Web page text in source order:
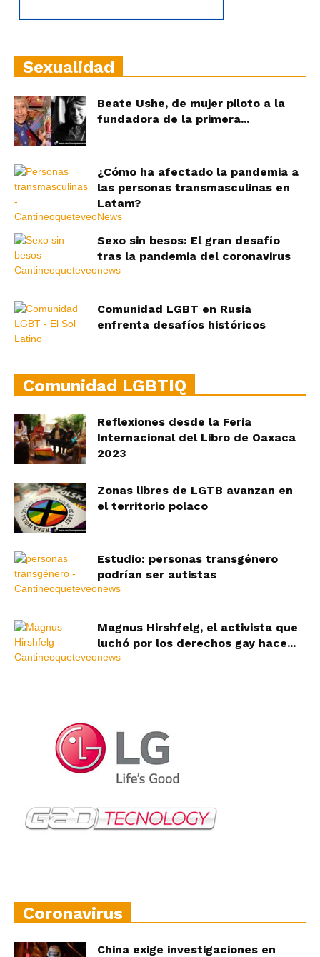
Sexualidad
Beate Ushe, de mujer piloto a la
fundadora de la primera...
¿Cómo ha afectado la pandemia a
las personas transmasculinas en
Latam?
Sexo sin besos: El gran desafío
tras la pandemia del coronavirus
Comunidad LGBT en Rusia
enfrenta desafíos históricos
Comunidad LGBTIQ
Reflexiones desde la Feria
Internacional del Libro de Oaxaca
2023
Zonas libres de LGTB avanzan en
el territorio polaco
Estudio: personas transgénero
podrían ser autistas
Magnus Hirshfelg, el activista que
luchó por los derechos gay hace...
Coronavirus
China exige investigaciones en